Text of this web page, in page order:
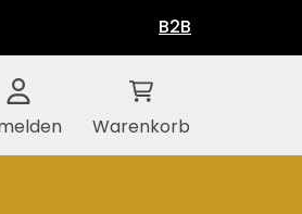
B2B
Warenkorb